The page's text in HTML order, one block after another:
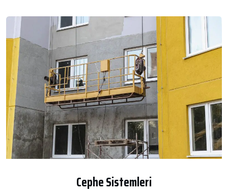
Cephe Sistemleri